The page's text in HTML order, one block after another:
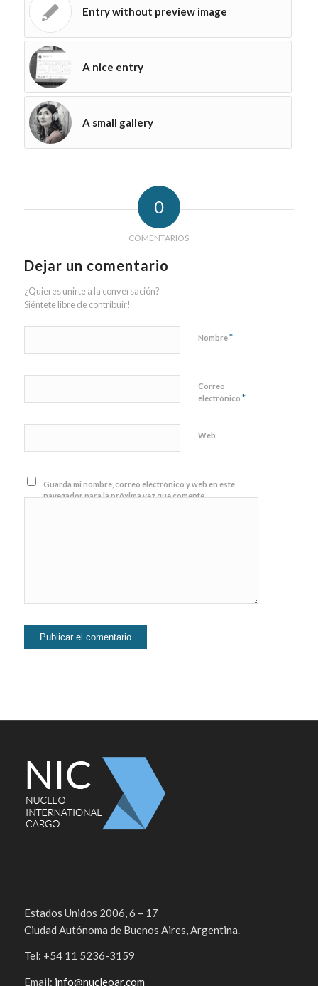
Entry without preview image
A nice entry
A small gallery
0
COMENTARIOS
Dejar un comentario
¿Quieres unirte a la conversación?
Siéntete libre de contribuir!
Nombre*
Correo
electrónico *
Web
Guarda mi nombre, correo electrónico y web en este
navegador para la próxima vez que comente.
Estados Unidos 2006, 6 – 17
Ciudad Autónoma de Buenos Aires, Argentina.
Tel: +54 11 5236-3159
Email: info@nucleoar.com